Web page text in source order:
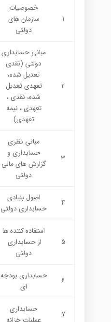
1
خصوصيات
سازمان هاي
دولتي
2
مباني حسابداري
دولتي (نقدي
تعديل شده،
تعهدي تعديل
شده، نقدي ،
تعهدي ، نيمه
تعهدي)
3
مباني نظري
حسابداري و
گزارش هاي مالي
دولتي
4
اصول بنيادي
حسابداري دولتي
5
استفاده كننده ها
از حسابداري
دولتي
6
حسابداري بودجه
اي
7
حسابداري